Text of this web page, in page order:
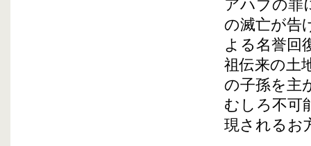
アハブの罪
の滅亡が告
よる名誉回
祖伝来の土
の子孫を主
むしろ不可
現されるお